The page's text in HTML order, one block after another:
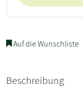
Auf die Wunschliste
Beschreibung